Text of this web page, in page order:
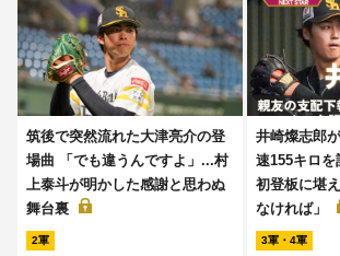
筑後で突然流れた大津亮介の登
場曲 「でも違うんですよ」...村
上泰斗が明かした感謝と思わぬ
舞台裏
2軍
井崎燦志郎
速155キロ
初登板に堪
なければ」
3軍・4軍